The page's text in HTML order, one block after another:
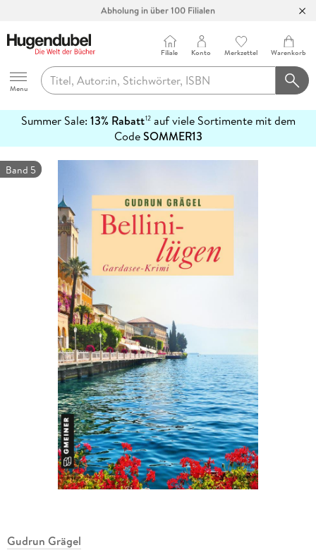
Abholung in über 100 Filialen
Hugendubel
Menu
Filiale Konto Merkzettel Warenkorb
Summer Sale: 13% Rabatt12auf viele Sortimente mit dem
CodeSOMMER13
erfahren
Band 5
Gudrun Grägel